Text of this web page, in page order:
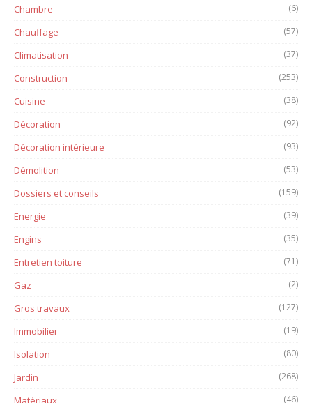
Chambre (6)
Chauffage (57)
Climatisation (37)
Construction (253)
Cuisine (38)
Décoration (92)
Décoration intérieure (93)
Démolition (53)
Dossiers et conseils (159)
Energie (39)
Engins (35)
Entretien toiture (71)
Gaz (2)
Gros travaux (127)
Immobilier (19)
Isolation (80)
Jardin (268)
(46)